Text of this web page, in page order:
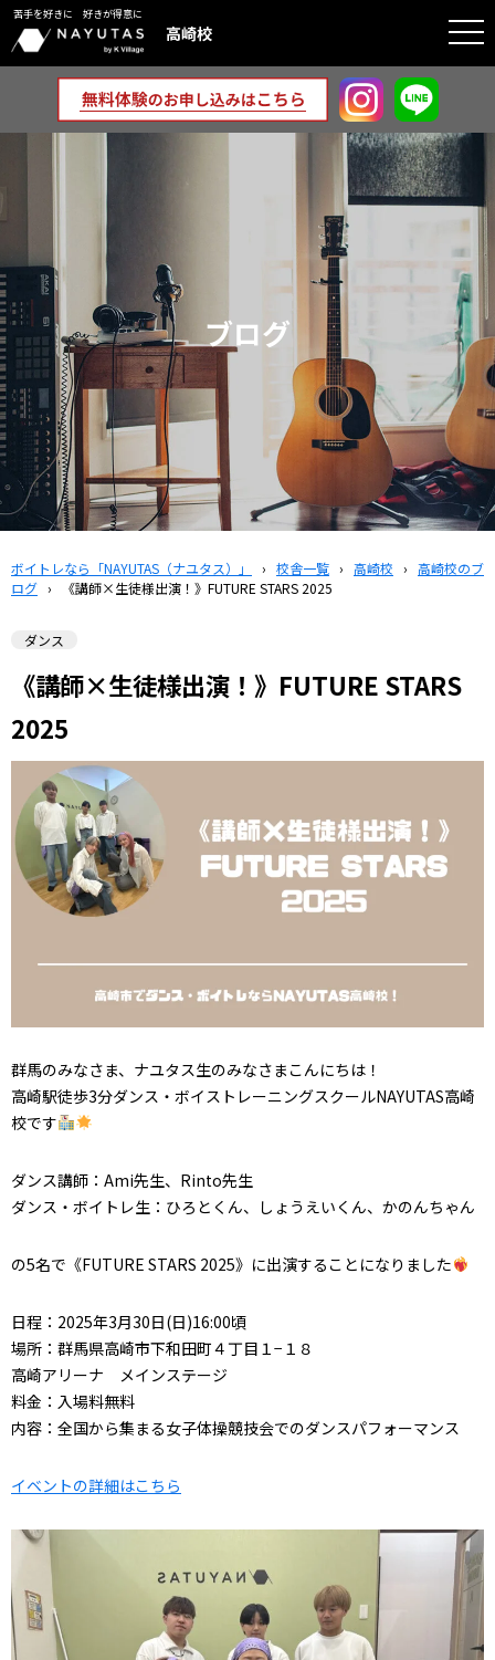
苦手を好きに 好きが得意に
高崎校
ブログ
ボイトレなら「NAYUTAS（ナユタス）」 › 校舎一覧 › 高崎校 › 高崎校のブ
ログ › 《講師×生徒様出演！》FUTURE STARS 2025
ダンス
《講師×生徒様出演！》FUTURE STARS
2025
群馬のみなさま、ナユタス生のみなさまこんにちは！
高崎駅徒歩3分ダンス・ボイストレーニングスクールNAYUTAS高崎
校です
ダンス講師：Ami先生、Rinto先生
ダンス・ボイトレ生：ひろとくん、しょうえいくん、かのんちゃん
の5名で《FUTURE STARS 2025》に出演することになりました
日程：2025年3月30日(日)16:00頃
場所：群馬県高崎市下和田町４丁目１−１８
高崎アリーナ メインステージ
料金：入場料無料
内容：全国から集まる女子体操競技会でのダンスパフォーマンス
イベントの詳細はこちら